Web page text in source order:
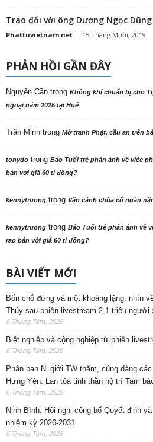
Trao đổi với ông Dương Ngọc
Phattuvietnam.net - 15 Tháng Mười, 2019
PHẢN HỒI GẦN ĐÂY
Nguyên Cần trong Không khí chuẩn bị cho
ngoại năm 2025 tại Huế
Trần Minh trong Mở tranh Phật, cầu an trên
tonydo trong Báo Tuổi trẻ phản ảnh về việc
bán với giá 60 tỉ đồng?
kennytruong trong Vãn cảnh chùa cổ ngàn
kennytruong trong Báo Tuổi trẻ phản ảnh về
rao bán với giá 60 tỉ đồng?
BÀI VIẾT MỚI
Bốn chỗ đứng và một khoảng lặng: nhìn
Thúy sau phiên livestream 2,1 triệu người
6 Tháng Tám, 2026
Biệt nghiệp và cộng nghiệp từ phiên
6 Tháng Tám, 2026
Phân ban Ni giới TW thăm, cúng dàng
Hưng Yên: Lan tỏa tinh thần hộ trì Tam
6 Tháng Tám, 2026
Ninh Bình: Hội nghị công bố Quyết định
nhiệm kỳ 2026-2031
6 Tháng Tám, 2026